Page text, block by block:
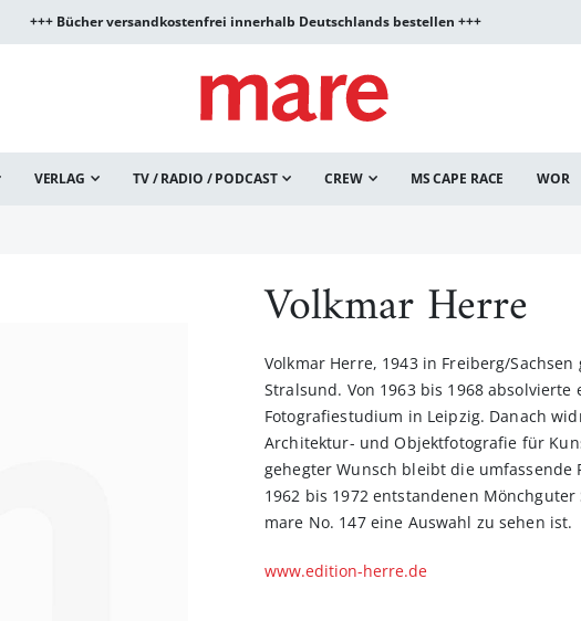
+++ Bücher versandkostenfrei innerhalb Deutschlands bestellen +++
VERLAG TV / RADIO / PODCAST CREW MS CAPE RACE WOR
Volkmar Herre
Volkmar Herre, 1943 in Freiberg/
Stralsund. Von 1963 bis 1968 absolvierte
Fotografiestudium in Leipzig. Danach
Architektur- und Objektfotografie für
gehegter Wunsch bleibt die umfassende
1962 bis 1972 entstandenen
mare No. 147 eine Auswahl zu sehen ist.
www.edition-herre.de